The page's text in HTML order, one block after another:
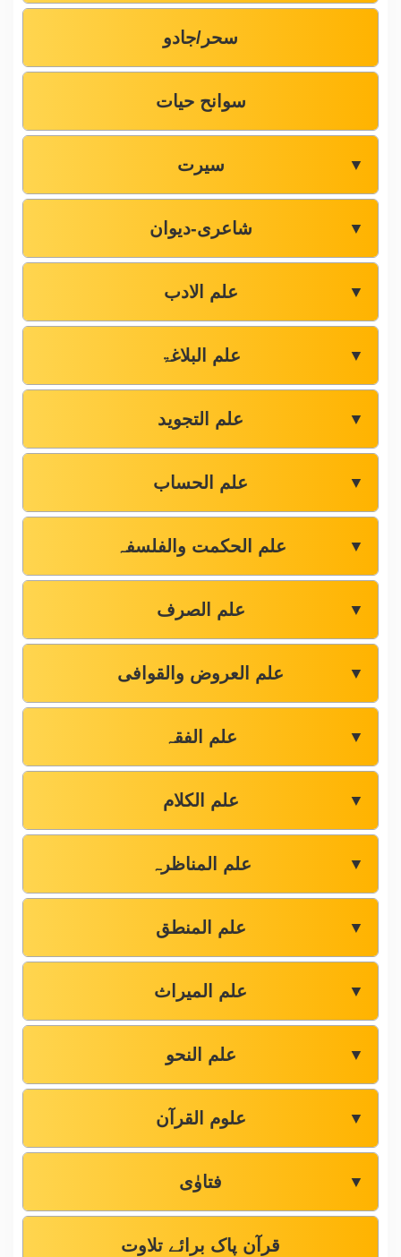
سحر/جادو
سوانح حیات
سیرت ▼
شاعری-دیوان ▼
علم الادب ▼
علم البلاغۃ ▼
علم التجوید ▼
علم الحساب ▼
علم الحکمت والفلسفہ ▼
علم الصرف ▼
علم العروض والقوافی ▼
علم الفقہ ▼
علم الکلام ▼
علم المناظرہ ▼
علم المنطق ▼
علم المیراث ▼
علم النحو ▼
علوم القرآن ▼
فتاوٰی ▼
قرآن پاک برائے تلاوت